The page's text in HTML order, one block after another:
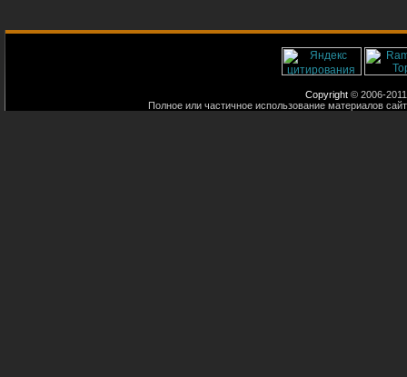
Copyright © 2006-
Полное или частичное использование материалов